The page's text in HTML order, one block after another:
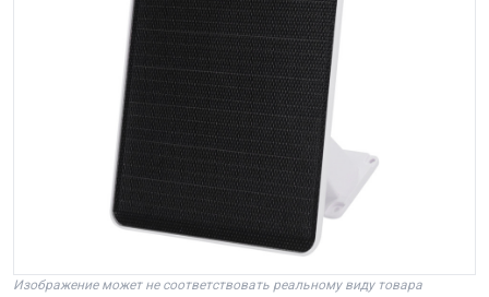
Изображение может не соответствовать реальному виду товара